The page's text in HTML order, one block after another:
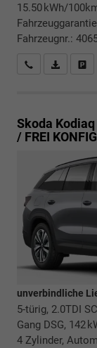
15.50 kWh/
Fahrzeugnr.:
Rückrufbitte
PDF-
Skoda Kodiaq
/ FREI
unverbindliche
5-türig, 2.0TDI
Gang DSG, 142
4 Zylinder,